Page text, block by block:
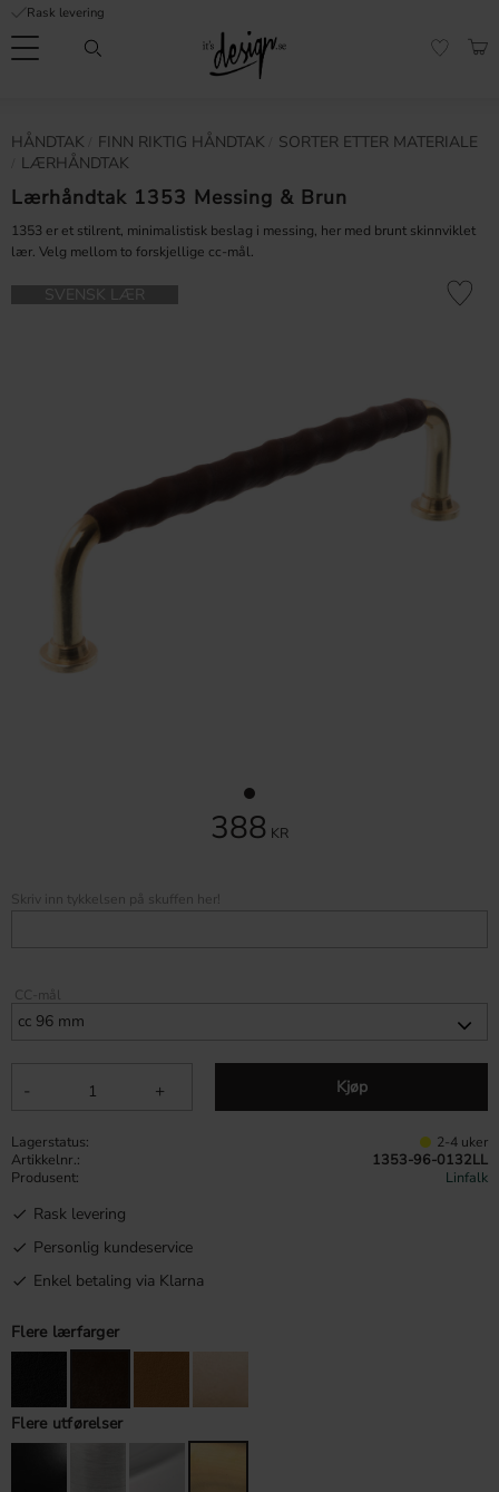
Meny
Rask levering
HÅNDTAK FINN RIKTIG HÅNDTAK
SORTER ETTER MATERIALE
LÆRHÅNDTAK
Lærhåndtak 1353 Messing & Brun
1353 er et stilrent, minimalistisk beslag i messing, her med brunt skinnviklet
lær. Velg mellom to forskjellige cc-mål.
SVENSK LÆR
388 KR
CC-mål
+
- Kjøp
Lagre
Skriv inn tykkelsen på skuffen her!
Lagerstatus 2-4 uker
Artikkelnr.
1353-96-0132LL
Produsent
Linfalk
Rask levering
Personlig kundeservice
Enkel betaling via Klarna
Flere lærfarger
Flere utførelser
Inspirasjon og tips
mine |
Design